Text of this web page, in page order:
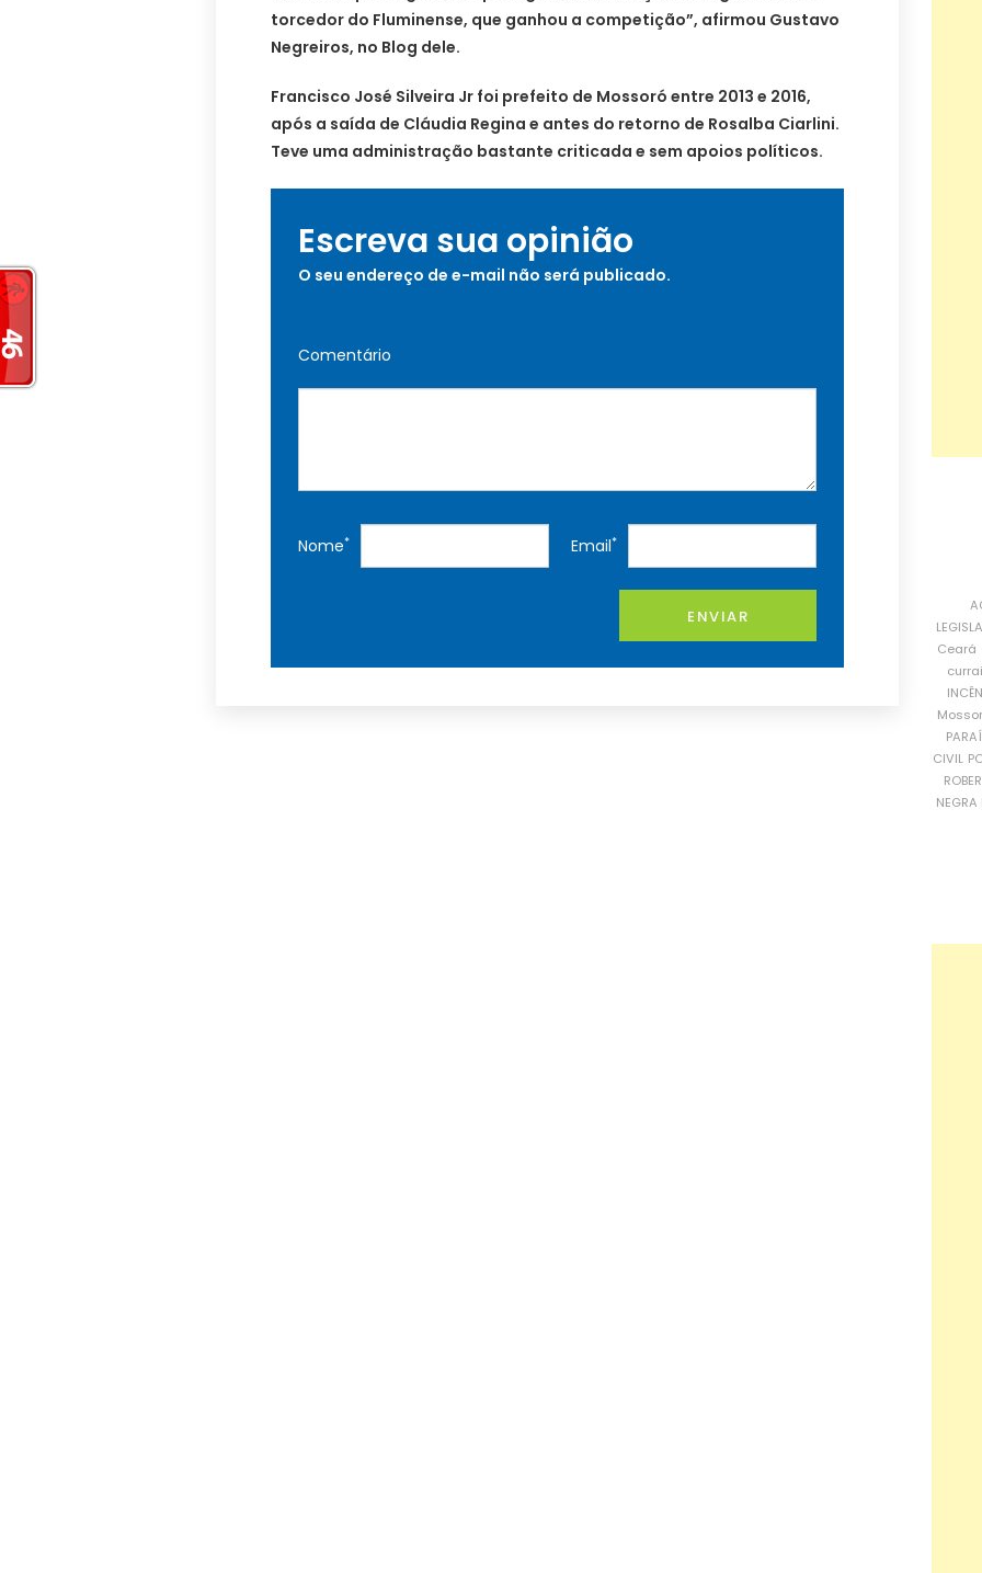
torcedor do Fluminense, que ganhou a competição”, afirmou Gustavo
Negreiros, no Blog dele.
Francisco José Silveira Jr foi prefeito de Mossoró entre 2013 e 2016,
após a saída de Cláudia Regina e antes do retorno de Rosalba Ciarlini.
Teve uma administração bastante criticada e sem apoios políticos.
Escreva sua opinião
O seu endereço de e-mail não será publicado.
Comentário
Nome* Email*
ENVIAR
Ceará
CIVIL
NEGRA